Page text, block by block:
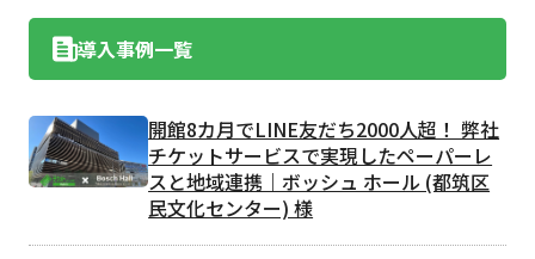
導入事例一覧
開館8カ月でLINE友だち2000人超！ 弊社
チケットサービスで実現したペーパーレ
スと地域連携｜ボッシュ ホール (都筑区
民文化センター) 様